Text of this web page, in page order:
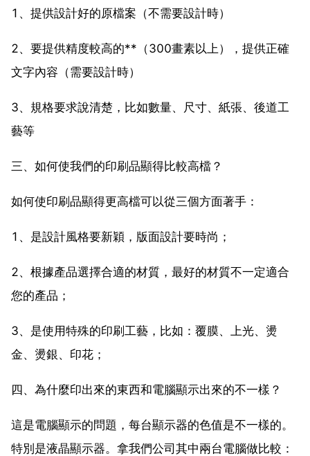
1、提供設計好的原檔案（不需要設計時）
2、要提供精度較高的**（300畫素以上），提供正確
文字內容（需要設計時）
3、規格要求說清楚，比如數量、尺寸、紙張、後道工
藝等
三、如何使我們的印刷品顯得比較高檔？
如何使印刷品顯得更高檔可以從三個方面著手：
1、是設計風格要新穎，版面設計要時尚；
2、根據產品選擇合適的材質，最好的材質不一定適合
您的產品；
3、是使用特殊的印刷工藝，比如：覆膜、上光、燙
金、燙銀、印花；
四、為什麼印出來的東西和電腦顯示出來的不一樣？
這是電腦顯示的問題，每台顯示器的色值是不一樣的。
特別是液晶顯示器。拿我們公司其中兩台電腦做比較：